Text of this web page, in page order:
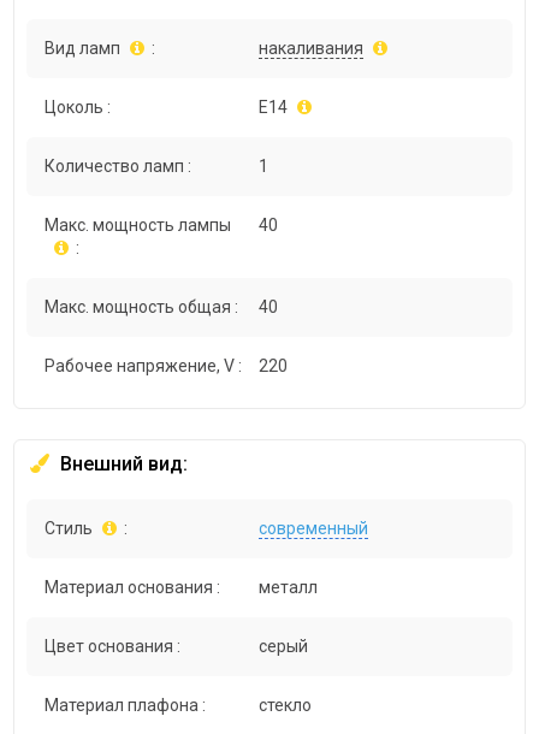
Вид ламп : накаливания
Цоколь : E14
Количество ламп : 1
Макс. мощность лампы
:
40
Макс. мощность общая : 40
Рабочее напряжение, V : 220
Внешний вид:
Стиль : современный
Материал основания : металл
Цвет основания : серый
Материал плафона : стекло